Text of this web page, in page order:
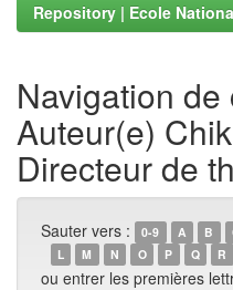
Repository | Ecole
Navigation
Auteur(e)
Directeur de
Sauter vers : 0-9 A B
L
M N O P Q R
ou entrer les premières